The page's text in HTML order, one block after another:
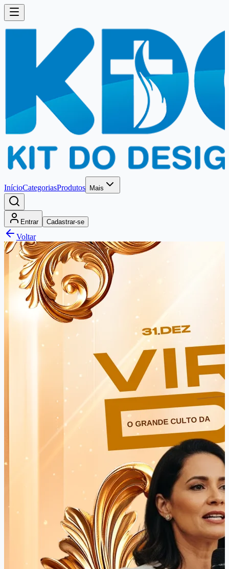
InícioCategoriasProdutos Mais
Entrar Cadastrar-se
Voltar